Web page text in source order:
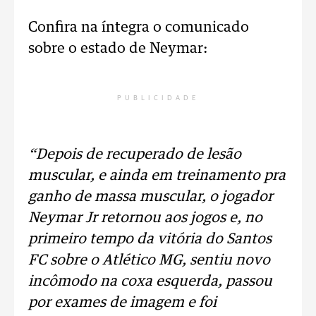
Confira na íntegra o comunicado
sobre o estado de Neymar:
PUBLICIDADE
“Depois de recuperado de lesão
muscular, e ainda em treinamento pra
ganho de massa muscular, o jogador
Neymar Jr retornou aos jogos e, no
primeiro tempo da vitória do Santos
FC sobre o Atlético MG, sentiu novo
incômodo na coxa esquerda, passou
por exames de imagem e foi